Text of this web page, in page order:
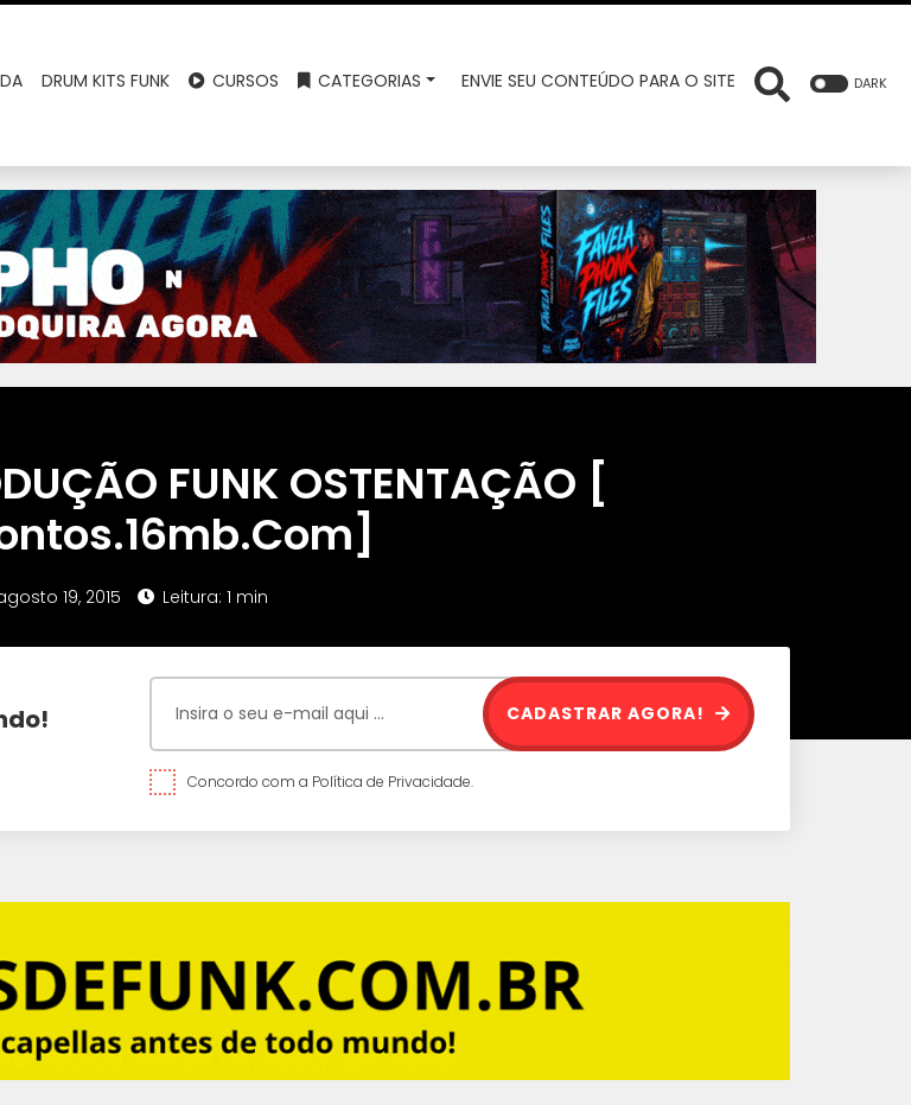
DRUM KITS FUNK CURSOS CATEGORIAS ENVIE SEU CONTEÚDO PARA O SITE DARK
FUNK OSTENTAÇÃO [
19, 2015 Leitura: 1 min
Concordo com a Política de Privacidade.
CADASTRAR AGORA!